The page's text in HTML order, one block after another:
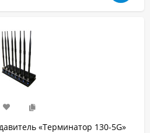
«Терминатор 130-5G»